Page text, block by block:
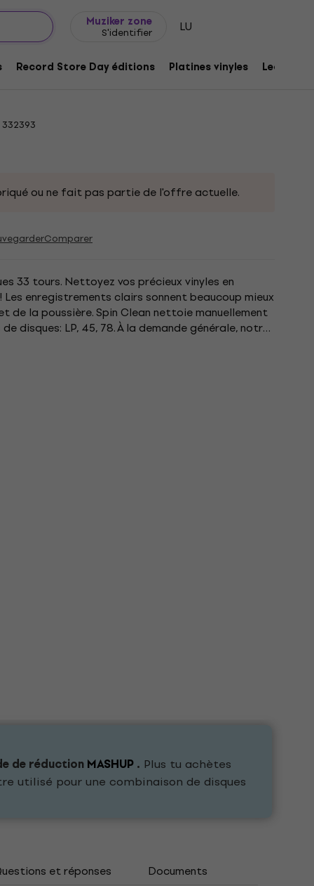
Muziker zone
S'identifier LU
Record Store Day éditions Platines vinyles Lecteurs
LE Matériel de nettoyage pour
332393
ou ne fait pas partie de l'offre actuelle.
Comparer
33 tours. Nettoyez vos précieux vinyles en
enregistrements clairs sonnent beaucoup mieux
la poussière. Spin Clean nettoie manuellement
disques: LP, 45, 78. À la demande générale, notre
de réductionMASHUP. Plus tu achètes
utilisé pour une combinaison de disques
et réponses Documents